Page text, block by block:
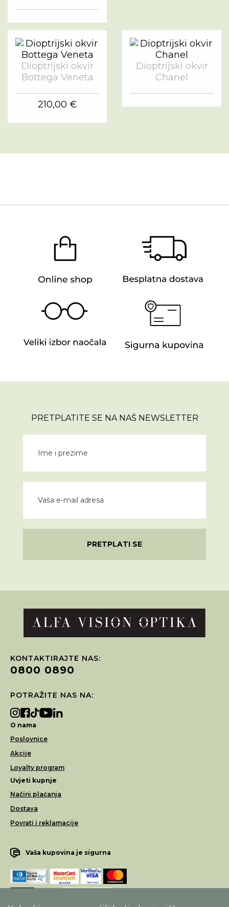
Dioptrijski okvir
Bottega Veneta
210,00 €
Dioptrijski okvir
Chanel
PRETPLATITE SE NA NAŠ NEWSLETTER
PRETPLATI SE
KONTAKTIRAJTE NAS:
0800 0890
POTRAŽITE NAS NA:
O nama
Poslovnice
Akcije
Loyalty program
Uvjeti kupnje
Načini plaćanja
Dostava
Povrati i reklamacije
Vaša kupovina je sigurna